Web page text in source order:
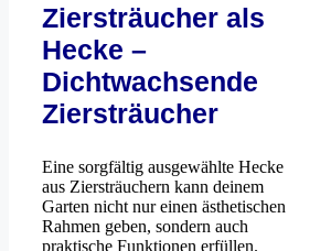
Ziersträucher als
Hecke –
Dichtwachsende
Ziersträucher
Eine sorgfältig ausgewählte Hecke
aus Ziersträuchern kann deinem
Garten nicht nur einen ästhetischen
Rahmen geben, sondern auch
praktische Funktionen erfüllen.